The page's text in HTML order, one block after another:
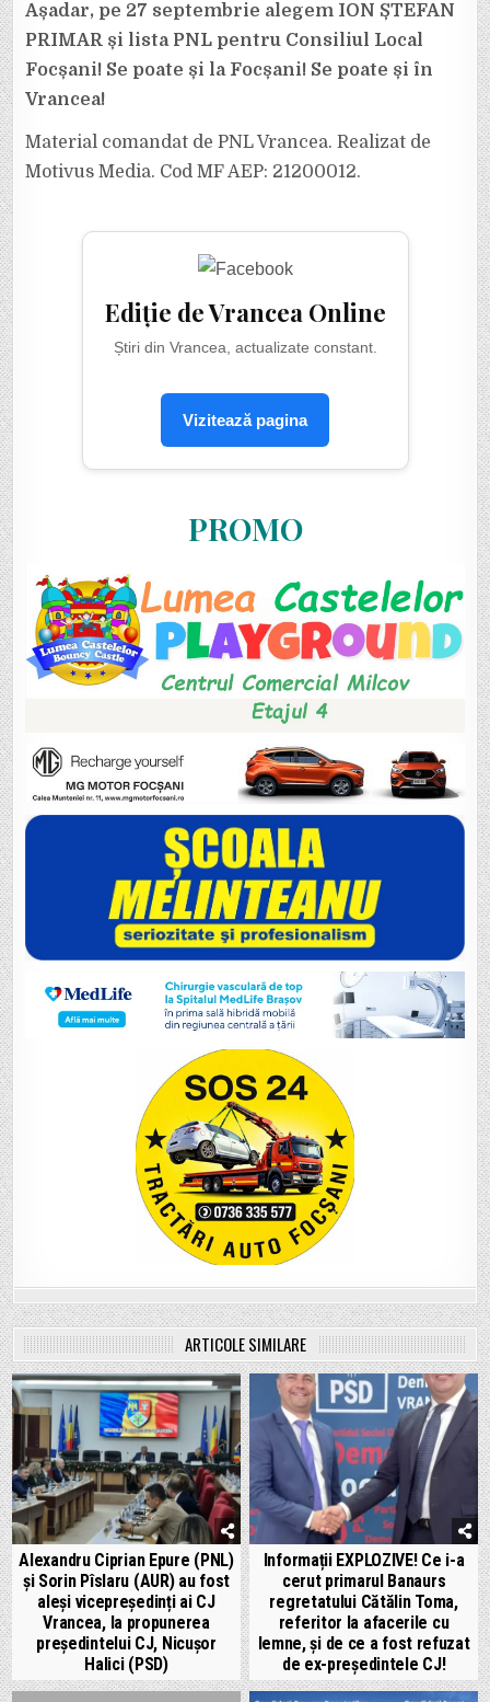
Așadar, pe 27 septembrie alegem ION ȘTEFAN
PRIMAR și lista PNL pentru Consiliul Local
Focșani! Se poate și la Focșani! Se poate și în
Vrancea!
Material comandat de PNL Vrancea. Realizat de
Motivus Media. Cod MF AEP: 21200012.
Ediție de Vrancea Online
Știri din Vrancea, actualizate constant.
Vizitează pagina
PROMO
ARTICOLE SIMILARE
Alexandru Ciprian Epure (PNL)
și Sorin Pîslaru (AUR) au fost
aleși vicepreședinți ai CJ
Vrancea, la propunerea
președintelui CJ, Nicușor
Halici (PSD)
Informații EXPLOZIVE! Ce i-a
cerut primarul Banaurs
regretatului Cătălin Toma,
referitor la afacerile cu
lemne, și de ce a fost refuzat
de ex-președintele CJ!